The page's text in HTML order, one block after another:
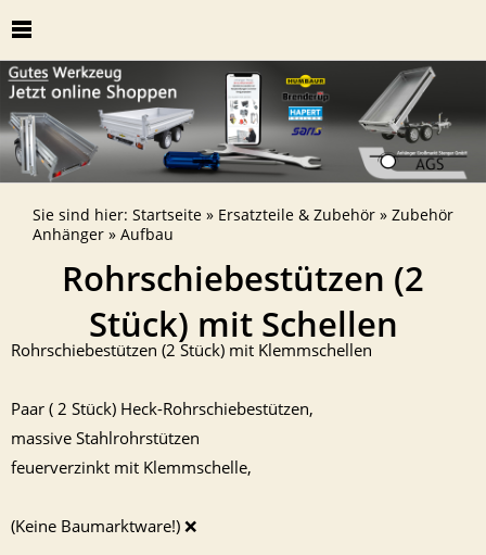
Sie sind hier: Startseite » Ersatzteile & Zubehör » Zubehör
Anhänger » Aufbau
Rohrschiebestützen (2
Stück) mit Schellen
Rohrschiebestützen (2 Stück) mit Klemmschellen
Paar ( 2 Stück) Heck-Rohrschiebestützen,
massive Stahlrohrstützen
feuerverzinkt mit Klemmschelle,
(Keine Baumarktware!) ❌